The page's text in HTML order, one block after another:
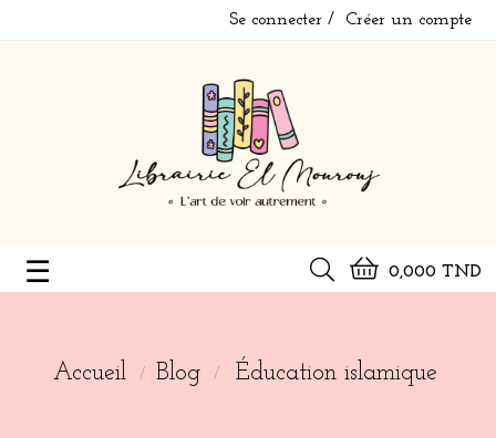
Se connecter Créer un compte
0,000 TND
Basculer
☰
Accueil Blog Éducation islamique